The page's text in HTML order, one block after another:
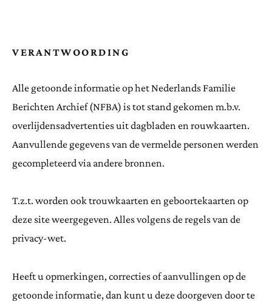
VERANTWOORDING
Alle getoonde informatie op het Nederlands Familie
Berichten Archief (NFBA) is tot stand gekomen m.b.v.
overlijdensadvertenties uit dagbladen en rouwkaarten.
Aanvullende gegevens van de vermelde personen werden
gecompleteerd via andere bronnen.
T.z.t. worden ook trouwkaarten en geboortekaarten op
deze site weergegeven. Alles volgens de regels van de
privacy-wet.
Heeft u opmerkingen, correcties of aanvullingen op de
getoonde informatie, dan kunt u deze doorgeven door te